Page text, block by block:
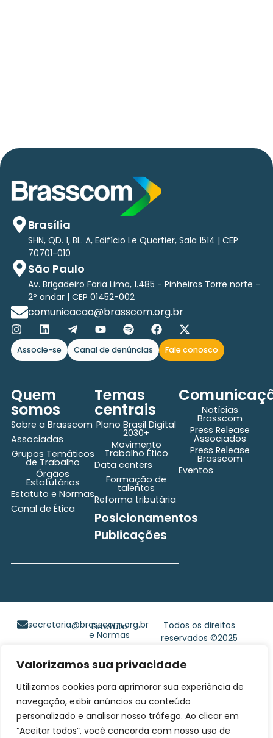
Valorizamos sua privacidade
Utilizamos cookies para aprimorar sua experiência de
navegação, exibir anúncios ou conteúdo
personalizado e analisar nosso tráfego. Ao clicar em
“Aceitar todos”, você concorda com nosso uso de
Brasília
SHN, QD. 1, BL. A, Edifício Le Quartier, Sala 1514 | CEP
70701-010
São Paulo
Av. Brigadeiro Faria Lima, 1.485 - Pinheiros Torre norte -
2° andar | CEP 01452-002
comunicacao@brasscom.org.br
Associe-se Canal de denúncias Fale conosco
Quem
somos
Sobre a Brasscom
Associadas
Grupos Temáticos
de Trabalho
Órgãos
Estatutários
Estatuto e Normas
Canal de Ética
Temas
centrais
Plano Brasil Digital
2030+
Movimento
Trabalho Ético
Data centers
Formação de
talentos
Reforma tributária
Posicionamentos
Publicações
Notícias
Brasscom
Press Release
Associados
Press Release
Brasscom
Eventos
Todos os direitos
reservados ©2025
Orgulhosamente
Digital
secretaria@brasscom.org.br
Estatuto
e Normas